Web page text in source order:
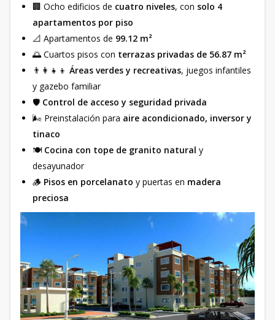
🏢 Ocho edificios de cuatro niveles, con solo 4
apartamentos por piso
📐 Apartamentos de 99.12 m²
🌅 Cuartos pisos con terrazas privadas de 56.87 m²
👨‍👩‍👧‍👦 Áreas verdes y recreativas, juegos infantiles
y gazebo familiar
🛡️ Control de acceso y seguridad privada
🌬️ Preinstalación para aire acondicionado, inversor y
tinaco
🍽️ Cocina con tope de granito natural y
desayunador
🪵 Pisos en porcelanato y puertas en madera
preciosa